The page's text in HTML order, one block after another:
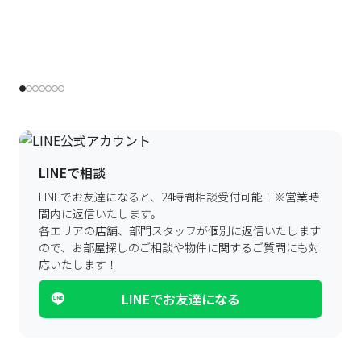
LINEで相談
LINEでお友達になると、24時間相談受付可能！ ※営業時
間内に返信いたします。
各エリアの店舗、部門スタッフが個別に返信いたします
ので、 お部屋探しのご相談や物件に関するご質問にも対
応いたします！
LINEでお友達になる